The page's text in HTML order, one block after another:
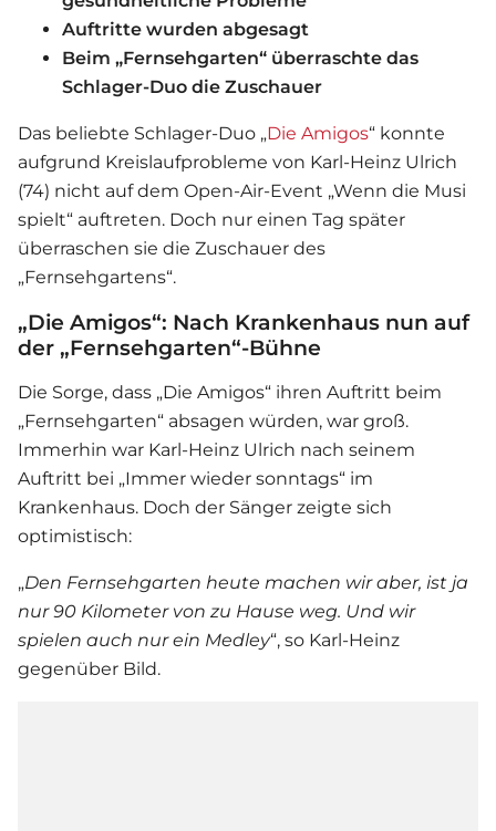
Auftritte wurden abgesagt
Beim „Fernsehgarten“ überraschte das
Schlager-Duo die Zuschauer
Das beliebte Schlager-Duo „Die Amigos“ konnte
aufgrund Kreislaufprobleme von Karl-Heinz Ulrich
(74) nicht auf dem Open-Air-Event „Wenn die Musi
spielt“ auftreten. Doch nur einen Tag später
überraschen sie die Zuschauer des
„Fernsehgartens“.
„Die Amigos“: Nach Krankenhaus nun auf
der „Fernsehgarten“-Bühne
Die Sorge, dass „Die Amigos“ ihren Auftritt beim
„Fernsehgarten“ absagen würden, war groß.
Immerhin war Karl-Heinz Ulrich nach seinem
Auftritt bei „Immer wieder sonntags“ im
Krankenhaus. Doch der Sänger zeigte sich
optimistisch:
„Den Fernsehgarten heute machen wir aber, ist ja
nur 90 Kilometer von zu Hause weg. Und wir
spielen auch nur ein Medley“, so Karl-Heinz
gegenüber Bild.